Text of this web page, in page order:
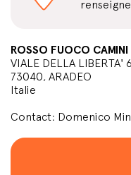
ROSSO FUOCO
VIALE DELLA LIBERTA'
73040, ARADEO
Italie
Contact: Domenico